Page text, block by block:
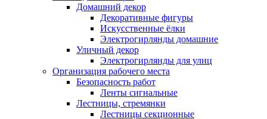
Домашний декор
Декоративные фигуры
Искусственные ёлки
Электрогирлянды домашние
Уличный декор
Электрогирлянды для улиц
Организация рабочего места
Безопасность работ
Ленты сигнальные
Лестницы, стремянки
Лестницы секционные